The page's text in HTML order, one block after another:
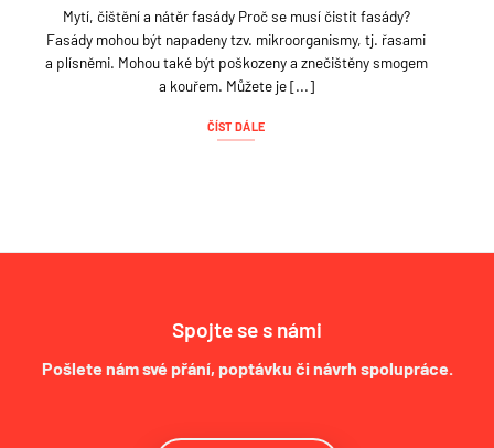
Mytí, čištění a nátěr fasády Proč se musí čistit fasády?
Fasády mohou být napadeny tzv. mikroorganismy, tj. řasami
a plísněmi. Mohou také být poškozeny a znečištěny smogem
a kouřem. Můžete je [...]
ČÍST DÁLE
Spojte se s námi
Pošlete nám své přání, poptávku či návrh spolupráce.